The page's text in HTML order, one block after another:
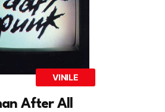
VINILE
After All